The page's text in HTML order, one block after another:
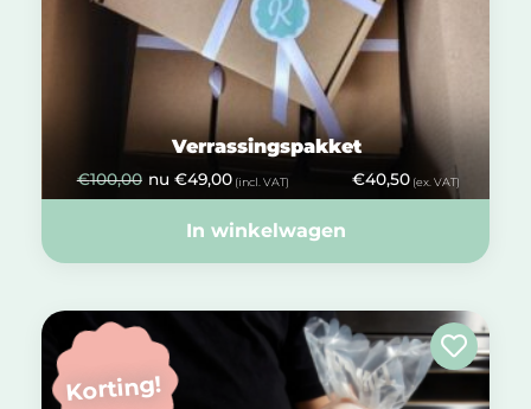
Verrassingspakket
€100,00 nu €49,00(incl. VAT) €40,50 (ex. VAT)
In winkelwagen
Korting!